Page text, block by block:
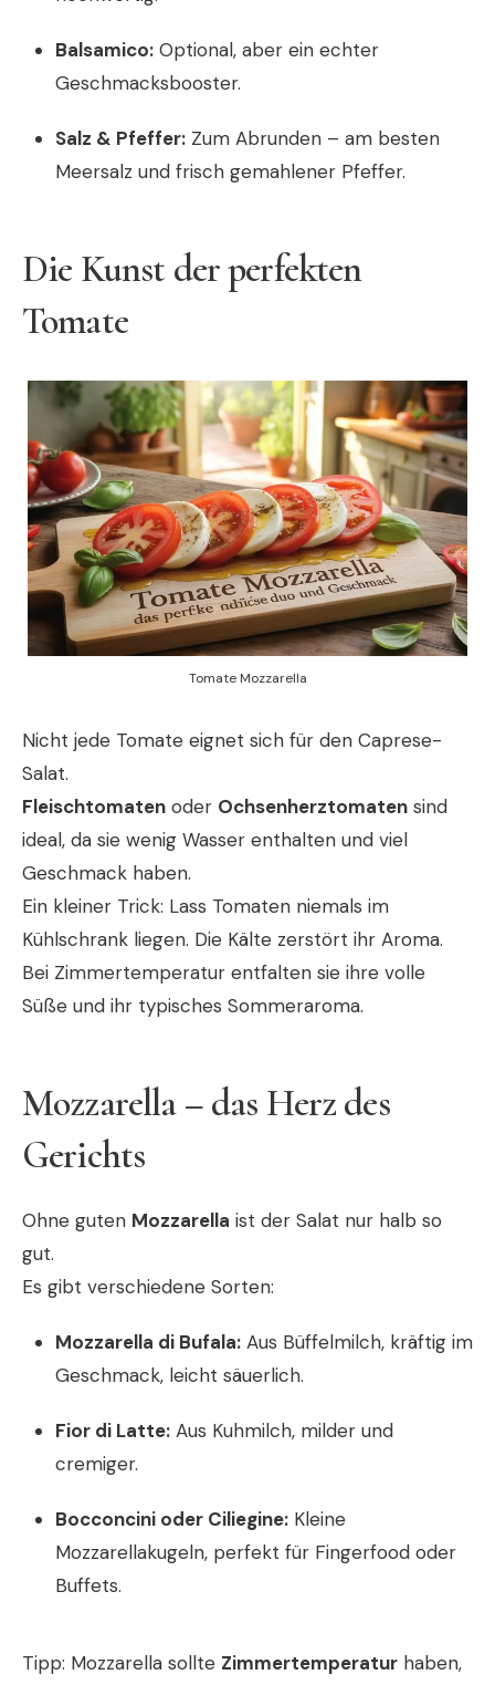
Balsamico: Optional, aber ein echter
Geschmacksbooster.
Salz & Pfeffer: Zum Abrunden – am besten
Meersalz und frisch gemahlener Pfeffer.
Die Kunst der perfekten
Tomate
Tomate Mozzarella
Nicht jede Tomate eignet sich für den Caprese-
Salat.
Fleischtomaten oder Ochsenherztomaten sind
ideal, da sie wenig Wasser enthalten und viel
Geschmack haben.
Ein kleiner Trick: Lass Tomaten niemals im
Kühlschrank liegen. Die Kälte zerstört ihr Aroma.
Bei Zimmertemperatur entfalten sie ihre volle
Süße und ihr typisches Sommeraroma.
Mozzarella – das Herz des
Gerichts
Ohne guten Mozzarella ist der Salat nur halb so
gut.
Es gibt verschiedene Sorten:
Mozzarella di Bufala: Aus Büffelmilch, kräftig im
Geschmack, leicht säuerlich.
Fior di Latte: Aus Kuhmilch, milder und
cremiger.
Bocconcini oder Ciliegine: Kleine
Mozzarellakugeln, perfekt für Fingerfood oder
Buffets.
Tipp: Mozzarella sollte Zimmertemperatur haben,